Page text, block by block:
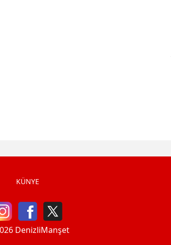
KÜNYE
DenizliManşet